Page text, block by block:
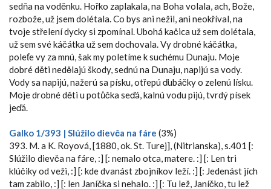
sedňa na voděnku. Hořko zaplakala, na Boha volala, ach, Bože,
rozbože, už jsem dolétala. Co bys ani nežil, ani neokříval, na
tvoje střelení dycky si zpomínal. Ubohá kačica už sem dolétala,
už sem své káčátka už sem dochovala. Vy drobné káčátka,
poleťe vy za mnú, šak my poletíme k suchému Dunaju. Moje
dobré děti nedělajú škody, sednú na Dunaju, napijú sa vody.
Vody sa napijú, nažerú sa písku, otřepú ďubáčky o zelenú lísku.
Moje drobné děti u potůčka seďá, kalnú vodu pijú, tvrdý písek
jeďá.
Galko 1/393 | Slúžilo dievča na fáre (3%)
393. M. a K. Royová, [1880, ok. St. Turej], (Nitrianska), s.401 [:
Slúžilo dievča na fáre, :] [: nemalo otca, matere. :] [: Len tri
klúčiky od veži, :] [: kde dvanást zbojníkov leží. :] [: Jedenást jích
tam zabilo, :] [: len Janíčka si nehalo. :] [: Tu lež, Janíčko, tu lež